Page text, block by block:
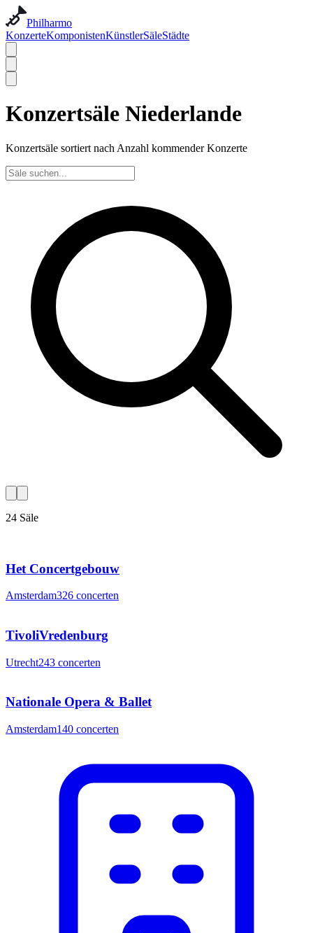
Philharmo
KonzerteKomponistenKünstlerSäleStädte
Konzertsäle Niederlande
Konzertsäle sortiert nach Anzahl kommender Konzerte
24 Säle
Het Concertgebouw
Amsterdam326 concerten
TivoliVredenburg
Utrecht243 concerten
Nationale Opera & Ballet
Amsterdam140 concerten